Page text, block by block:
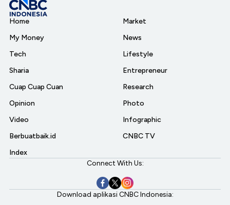
Home
My Money
Tech
Sharia
Cuap Cuap Cuan
Opinion
Video
Berbuatbaik.id
Index
Market
News
Lifestyle
Entrepreneur
Research
Photo
Infographic
CNBC TV
Connect With Us:
Download aplikasi CNBC Indonesia: